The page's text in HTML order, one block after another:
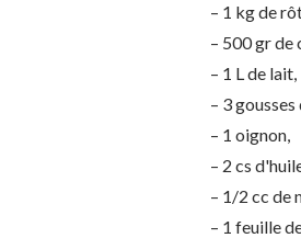
– 1 kg de
– 500 gr de
– 1 L de lait,
– 3 gousses
– 1 oignon,
– 2 cs
– 1/2 cc de
– 1 feuille